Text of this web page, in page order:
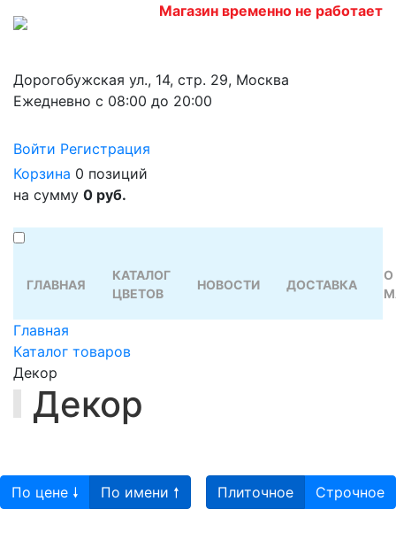
Магазин временно не работает
Дорогобужская ул., 14, стр. 29, Москва
Ежедневно с 08:00 до 20:00
Войти Регистрация
Корзина 0 позиций
на сумму 0 руб.
ГЛАВНАЯ
КАТАЛОГ
ЦВЕТОВ
НОВОСТИ ДОСТАВКА
О
Главная
Каталог товаров
Декор
Декор
По цене 🠗 По имени 🠕 Плиточное Строчное